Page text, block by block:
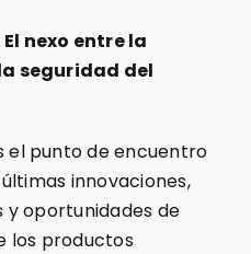
nexo entre la
seguridad del
el punto de encuentro
innovaciones,
oportunidades de
los productos